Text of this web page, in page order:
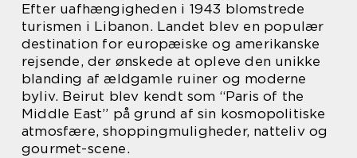
Efter uafhængigheden i 1943 blomstrede
turismen i Libanon. Landet blev en populær
destination for europæiske og amerikanske
rejsende, der ønskede at opleve den unikke
blanding af ældgamle ruiner og moderne
byliv. Beirut blev kendt som “Paris of the
Middle East” på grund af sin kosmopolitiske
atmosfære, shoppingmuligheder, natteliv og
gourmet-scene.